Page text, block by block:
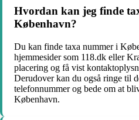
Hvordan kan jeg finde
København?
Du kan finde taxa nummer i
hjemmesider som 118.dk eller
placering og få vist
Derudover kan du også ringe til
telefonnummer og bede om at
København.